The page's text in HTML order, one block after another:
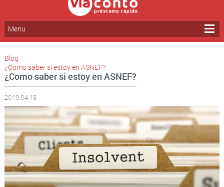
Menu
Blog
¿Como saber si estoy en ASNEF?
¿Como saber si estoy en ASNEF?
2019.04.18